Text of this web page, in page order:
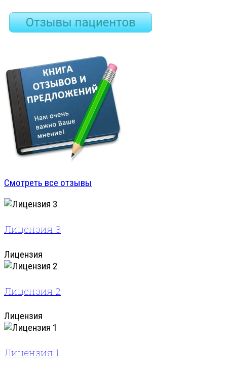
Смотреть все отзывы
Лицензия 3
Лицензия
Лицензия 2
Лицензия
Лицензия 1